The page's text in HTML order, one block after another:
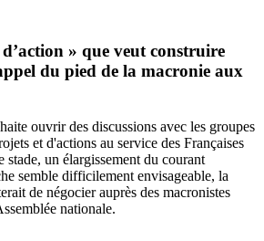
» que veut construire
du pied de la macronie aux
ouvrir des discussions avec les groupes
et d'actions au service des Françaises
stade, un élargissement du courant
semble difficilement envisageable, la
de négocier auprès des macronistes
nationale.